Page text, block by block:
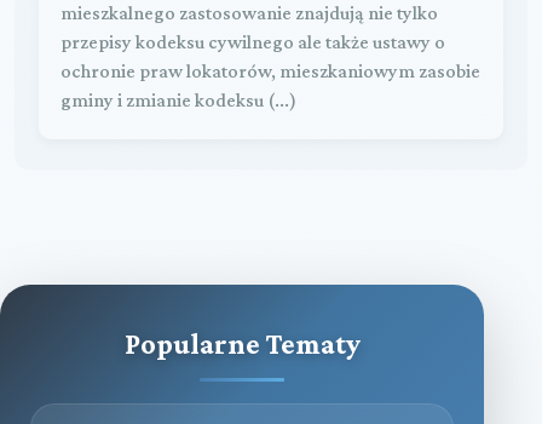
mieszkalnego zastosowanie znajdują nie tylko
przepisy kodeksu cywilnego ale także ustawy o
ochronie praw lokatorów, mieszkaniowym zasobie
gminy i zmianie kodeksu (...)
Popularne Tematy